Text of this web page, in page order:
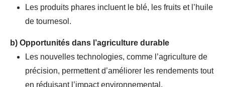
Les produits phares incluent le blé, les fruits et l’huile
de tournesol.
b) Opportunités dans l’agriculture durable
Les nouvelles technologies, comme l’agriculture de
précision, permettent d’améliorer les rendements tout
en réduisant l’impact environnemental.